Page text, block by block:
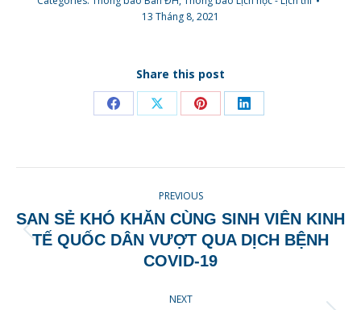
13 Tháng 8, 2021
Share this post
Share Share Share Share
NAVIGATION
PREVIOUS
Previous
post:
SAN SẺ KHÓ KHĂN CÙNG SINH VIÊN KINH
TẾ QUỐC DÂN VƯỢT QUA DỊCH BỆNH
COVID-19
NEXT